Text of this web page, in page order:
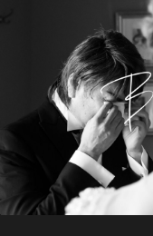
ブ
長崎 カメラマ